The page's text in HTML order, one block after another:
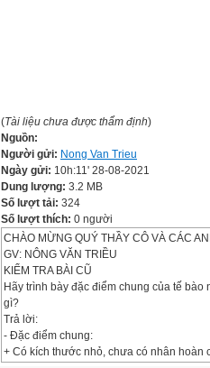
(Tài liệu chưa được thẩm định)
Nguồn:
Người gửi: Nong Van Trieu
Ngày gửi: 10h:11' 28-08-2021
Dung lượng: 3.2 MB
Số lượt tải: 324
Số lượt thích: 0 người
CHÀO MỪNG QUÝ THẦY CÔ VÀ CÁC
GV: NÔNG VĂN TRIỀU
KIỂM TRA BÀI CŨ
Hãy trình bày đặc điểm chung của tế
gì?
Trả lời:
- Đặc điểm chung:
+ Có kích thước nhỏ, chưa có nhân hoàn